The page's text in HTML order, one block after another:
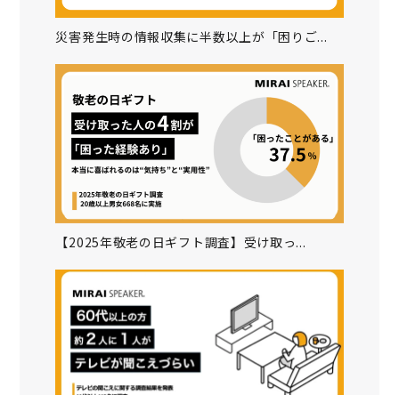
災害発生時の情報収集に半数以上が「困りご...
【2025年敬老の日ギフト調査】受け取っ...